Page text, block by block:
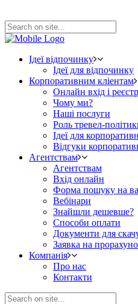
Ідеї відпочинку
Ідеї для відпочинку
Корпоративним кліентам
Онлайн вхід і
Чому ми?
Наші послуги
Роль тревел-
Ідеї для
Відгуки
Агентствам
Агентствам
Вхід онлайн
Форма пошуку на
Вебінари
Знайшли дешевше?
Способи оплати
Документи для
Заявка на
Компанія
Про нас
Контакти